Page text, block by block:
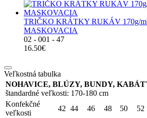
TRIČKO KRÁTKY RUKÁV 170g/
MASKOVACIA
02 - 001 - 47
16.50€
Veľkostná tabulka
NOHAVICE, BLÚZY, BUNDY,
štandardné veľkosti: 170-180 cm
Konfekčné
veľkosti
42 44 46 48 50 52